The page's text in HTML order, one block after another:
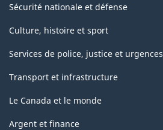
Sécurité nationale et défense
Culture, histoire et sport
Services de police, justice et urgences
Transport et infrastructure
Le Canada et le monde
Argent et finance